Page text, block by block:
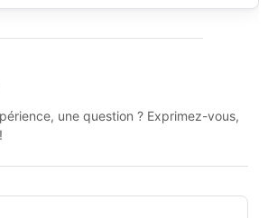
une question ? Exprimez-vous,